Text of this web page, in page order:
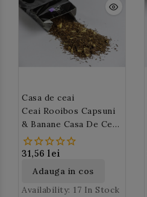
(~2.5 gr) si se lasa la
infuzat 2
minute. Pentru evita un
gust prea puternic,
lasati apa clocotita sa
se raceasca pana la 60-
prepararea ceaiului.
Aceleasi frunze de ceai
verde pot fi utilizate
de mai multe ori.
Casa de ceai
Ceai Rooibos Capsuni
& Banane Casa De Ceai
(M84)
31,56 lei
Adauga in cos
Availability: 17 In Stock